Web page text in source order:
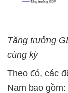
Tăng trưởng
cùng kỳ
Theo đó, các
Nam bao gồm: